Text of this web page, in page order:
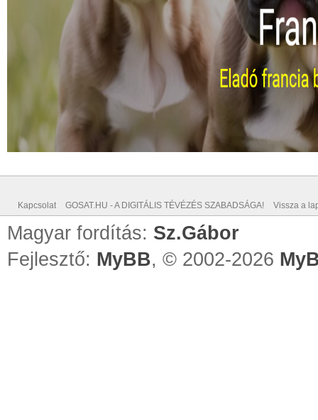
Kapcsolat GOSAT.HU - A DIGITÁLIS TÉVÉZÉS SZABADSÁGA! Vissza a
Magyar fordítás: Sz.Gábor
Fejlesztő: MyBB, © 2002-2026